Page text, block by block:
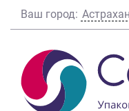
Ваш город: